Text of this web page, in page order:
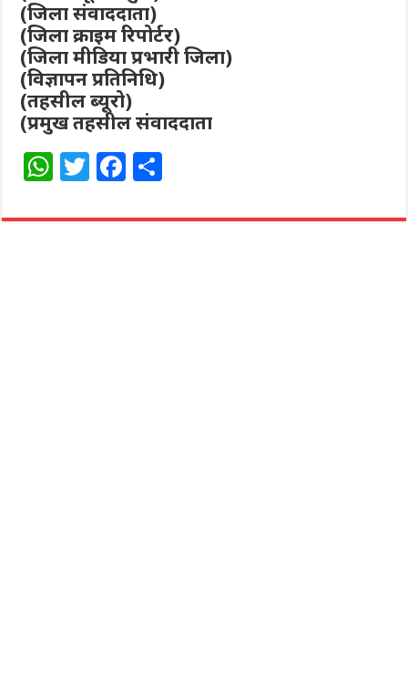
(जिला संवाददाता)
(जिला क्राइम रिपोर्टर)
(जिला मीडिया प्रभारी जिला)
(विज्ञापन प्रतिनिधि)
(तहसील ब्यूरो)
(प्रमुख तहसील संवाददाता
W
at
T
itt
F
c ar